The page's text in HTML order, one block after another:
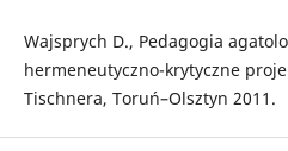
Wajsprych D., Pedagogia
hermeneutyczno-krytyczne
Tischnera, Toruń–Olsztyn 2011.